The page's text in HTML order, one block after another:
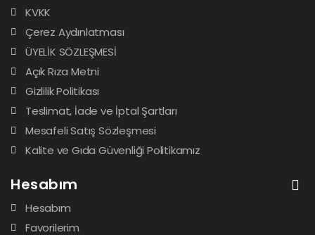
KVKK
Çerez Aydınlatması
ÜYELİK SÖZLEŞMESİ
Açık Rıza Metni
Gizlilik Politikası
Teslimat, İade ve İptal Şartları
Mesafeli Satış Sözleşmesi
Kalite ve Gıda Güvenliği Politikamız
Hesabım
Hesabım
Favorilerim